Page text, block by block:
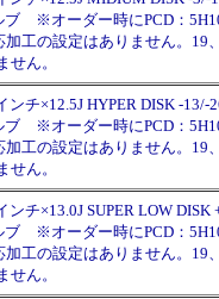
ブ ※オーダー時にPCD：
加工の設定はありません。
せん。
ンチ×12.5J HYPER DISK -
ブ ※オーダー時にPCD：
加工の設定はありません。
せん。
ンチ×13.0J SUPER LOW
ブ ※オーダー時にPCD：
加工の設定はありません。
せん。